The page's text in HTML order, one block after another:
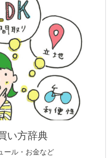
い方辞典
ール・お金など